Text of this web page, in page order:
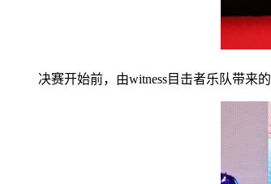
决赛开始前，由witness目击者乐队带来的